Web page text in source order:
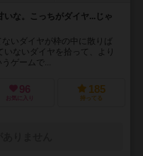
いな。こっちがダイヤ...じゃ
いダイヤが枠の中に散りば
ないダイヤを拾って、より
ゲームで...
96
お気に入り
185
持ってる